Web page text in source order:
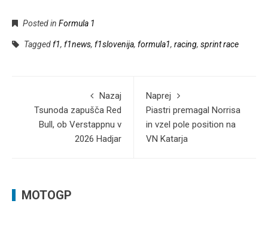
Posted in Formula 1
Taggedf1, f1news, f1slovenija, formula1, racing, sprint race
Nazaj
Tsunoda zapušča Red
Bull, ob Verstappnu v
2026 Hadjar
Naprej
Piastri premagal Norrisa
in vzel pole position na
VN Katarja
MOTOGP